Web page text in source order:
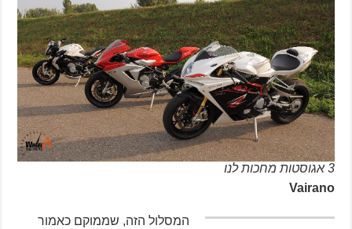
3 אגוסטות מחכות לנו
Vairano
המסלול הזה, שממוקם כאמור